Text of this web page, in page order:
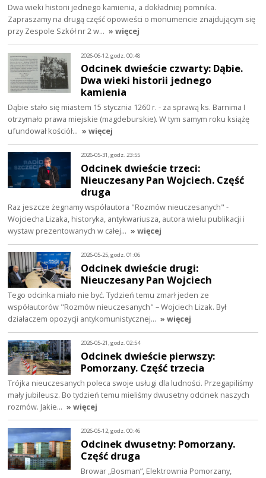
Dwa wieki historii jednego kamienia, a dokładniej pomnika.
Zapraszamy na drugą część opowieści o monumencie znajdującym się
przy Zespole Szkół nr 2 w… » więcej
2026-06-12, godz. 00:48
Odcinek dwieście czwarty: Dąbie.
Dwa wieki historii jednego
kamienia
Dąbie stało się miastem 15 stycznia 1260 r. - za sprawą ks. Barnima I
otrzymało prawa miejskie (magdeburskie). W tym samym roku książę
ufundował kościół… » więcej
2026-05-31, godz. 23:55
Odcinek dwieście trzeci:
Nieuczesany Pan Wojciech. Część
druga
Raz jeszcze żegnamy współautora "Rozmów nieuczesanych" -
Wojciecha Lizaka, historyka, antykwariusza, autora wielu publikacji i
wystaw prezentowanych w całej… » więcej
2026-05-25, godz. 01:06
Odcinek dwieście drugi:
Nieuczesany Pan Wojciech
Tego odcinka miało nie być. Tydzień temu zmarł jeden ze
współautorów "Rozmów nieuczesanych" – Wojciech Lizak. Był
działaczem opozycji antykomunistycznej… » więcej
2026-05-21, godz. 02:54
Odcinek dwieście pierwszy:
Pomorzany. Część trzecia
Trójka nieuczesanych poleca swoje usługi dla ludności. Przegapiliśmy
mały jubileusz. Bo tydzień temu mieliśmy dwusetny odcinek naszych
rozmów. Jakie… » więcej
2026-05-12, godz. 00:46
Odcinek dwusetny: Pomorzany.
Część druga
Browar „Bosman”, Elektrownia Pomorzany,